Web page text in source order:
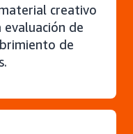
creativo
de
de